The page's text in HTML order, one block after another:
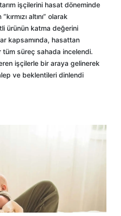
işçilerini hasat döneminde
altını” olarak
ürünün katma değerini
kapsamında, hasattan
tüm süreç sahada incelendi.
işçilerle bir araya gelinerek
ve beklentileri dinlendi